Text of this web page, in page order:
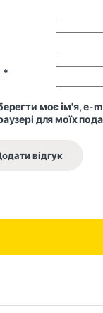
*
моє ім'я, e-
для моїх